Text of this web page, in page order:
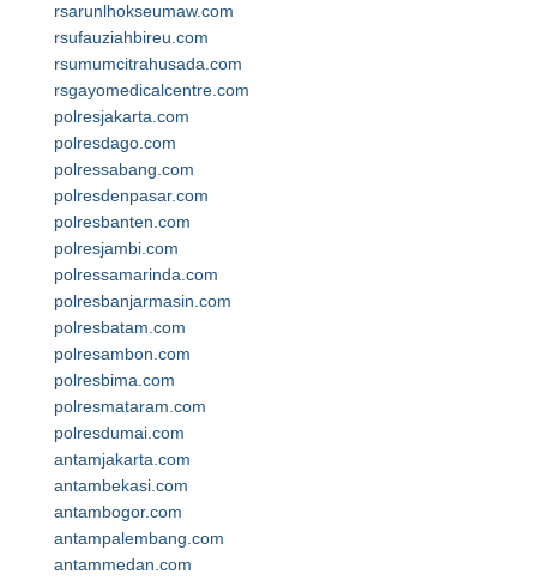
rsarunlhokseumaw.com
rsufauziahbireu.com
rsumumcitrahusada.com
rsgayomedicalcentre.com
polresjakarta.com
polresdago.com
polressabang.com
polresdenpasar.com
polresbanten.com
polresjambi.com
polressamarinda.com
polresbanjarmasin.com
polresbatam.com
polresambon.com
polresbima.com
polresmataram.com
polresdumai.com
antamjakarta.com
antambekasi.com
antambogor.com
antampalembang.com
antammedan.com